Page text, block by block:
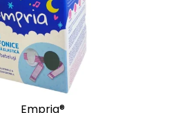
Empria®